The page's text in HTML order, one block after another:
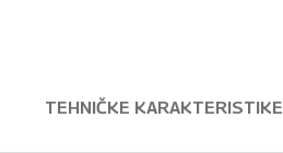
TEHNIČKE KARAKTERISTIKE